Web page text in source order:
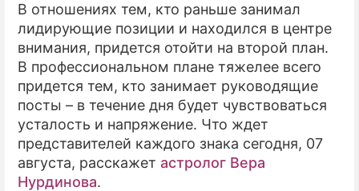
СОННИК
СТИЛЬ ЖИЗНИ
СЕРИАЛЫ
ИГРЫ
ПРЕСС-РЕЛИЗЫ
О ПРОЕКТЕ
В отношениях тем, кто раньше занимал
лидирующие позиции и находился в центре
внимания, придется отойти на второй план.
В профессиональном плане тяжелее всего
придется тем, кто занимает руководящие
посты – в течение дня будет чувствоваться
усталость и напряжение. Что ждет
представителей каждого знака сегодня, 07
августа, расскажет астролог Вера
Нурдинова.